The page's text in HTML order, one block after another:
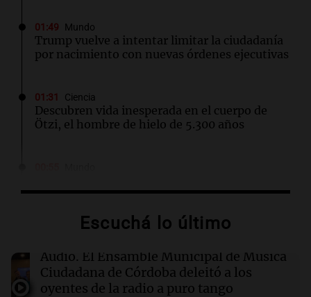
01:49 Mundo
Trump vuelve a intentar limitar la ciudadanía
por nacimiento con nuevas órdenes ejecutivas
01:31 Ciencia
Descubren vida inesperada en el cuerpo de
Ötzi, el hombre de hielo de 5.300 años
escuelas y actividades turísticas en varias
00:32 Clima
Clima en Salta: cómo estará el tiempo este
sábado 8 de agosto
Escuchá lo último
Audio. El Ensamble Municipal de Música
Ciudadana de Córdoba deleitó a los
oyentes de la radio a puro tango